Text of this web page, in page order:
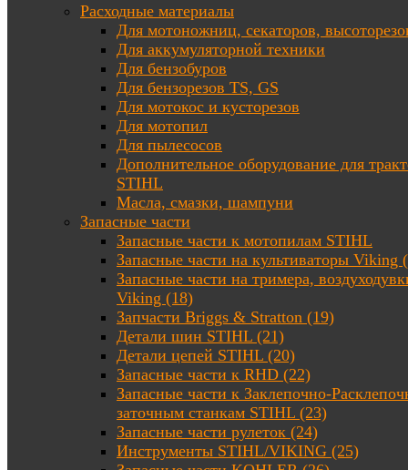
Расходные материалы
Для мотоножниц, секаторов,
Для аккумуляторной техники
Для бензобуров
Для бензорезов TS, GS
Для мотокос и кусторезов
Для мотопил
Для пылесосов
Дополнительное оборудование для
STIHL
Масла, смазки, шампуни
Запасные части
Запасные части к мотопилам STIHL
Запасные части на культиваторы Viking
Запасные части на тримера,
Viking (18)
Запчасти Briggs & Stratton (19)
Детали шин STIHL (21)
Детали цепей STIHL (20)
Запасные части к RHD (22)
Запасные части к Заклепочно-
заточным станкам STIHL (23)
Запасные части рулеток (24)
Инструменты STIHL/VIKING (25)